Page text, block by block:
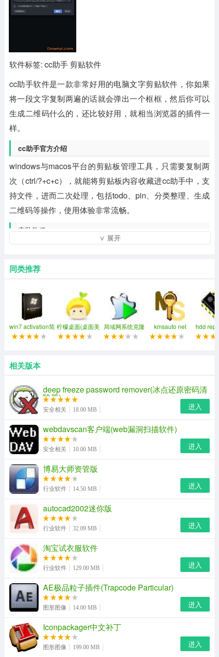
软件标签: cc助手 剪贴软件
cc助手软件是一款非常好用的电脑文字剪贴软件，你如果
将一段文字复制两遍的话就会弹出一个框框，然后你可以
生成二维码什么的，还比较好用，就相当浏览器的插件一
样。
cc助手官方介绍
windows与macos平台的剪贴板管理工具，只需要复制两
次（ctrl/?+c+c），就能将剪贴板内容收藏进cc助手中，支
持文件，进而二次处理，包括todo、pin、分类整理、生成
二维码等操作，使用体验非常流畅。
安装教程
1、到本站下载安装包解压，你会得到32位和64位两个安
装程序，根据自己电脑系统而定，然后运行它
2、点击下一步
3、点击安装
∨ 展开
同类推荐
win7 activation简
体中文免费版
柠檬桌面(桌面美
化软件)
局域网系统克隆
easy net ghost
kmsauto net
2019
hdd
pkr自校
相关版本
deep freeze password remover(冰点还原密码清
除器)
安全相关 18.00 MB 进入
webdavscan客户端(web漏洞扫描软件)
安全相关 10.00 MB 进入
博易大师资管版
行业软件 14.50 MB 进入
autocad2002迷你版
行业软件 32.09 MB 进入
淘宝试衣服软件
行业软件 129.00 MB 进入
AE极品粒子插件(Trapcode Particular)
图形图像 14.00 MB 进入
Iconpackager中文补丁
图形图像 199.00 MB 进入